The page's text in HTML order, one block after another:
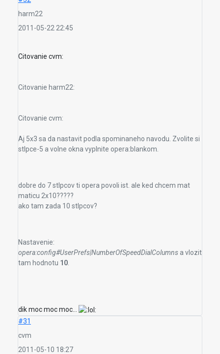
harm22
2011-05-22 22:45
Citovanie cvm:
Citovanie harm22:
Citovanie cvm:
Aj 5x3 sa da nastavit podla spominaneho navodu. Zvolite si
stlpce-5 a volne okna vyplnite opera:blankom.
dobre do 7 stlpcov ti opera povoli ist. ale ked chcem mat
maticu 2x10?????
ako tam zada 10 stlpcov?
Nastavenie:
opera:config#UserPrefs|NumberOfSpeedDialColumns a vlozit
tam hodnotu 10
dik moc moc moc...
#31
cvm
2011-05-10 18:27